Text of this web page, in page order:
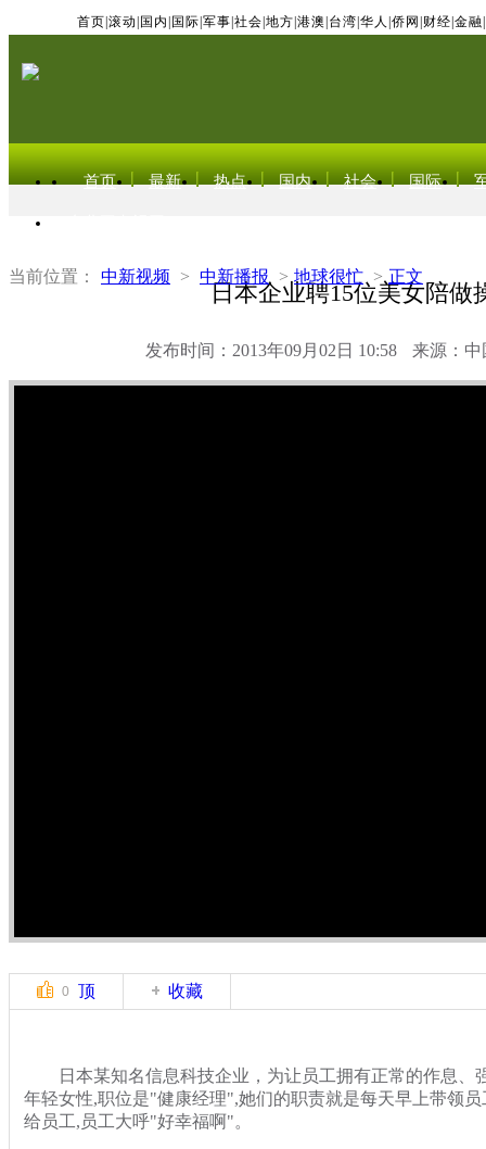
首页 滚动 国内 国际 军事 社会 地方 港澳 台湾 华人 侨网 财经 金融
首页 最新 热点 国内 社会 国际
当前位置： 中新视频 > 中新播报 > 地球很忙 > 正文
日本企业聘15位美女陪做
发布时间：2013年09月02日 10:58 来源：中
0 顶 收藏
日本某知名信息科技企业，为让员工拥有正常的作息、
年轻女性,职位是"健康经理",她们的职责就是每天早上带领
给员工,员工大呼"好幸福啊"。